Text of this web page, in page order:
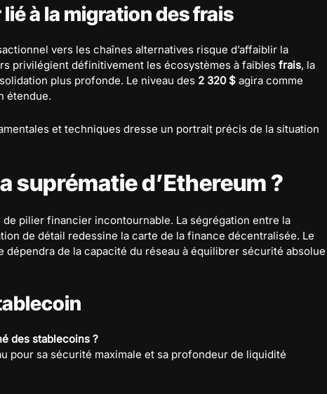
à la migration des frais
vers les chaînes alternatives risque d’affaiblir la
privilégient définitivement les écosystèmes à faibles frais, la
plus profonde. Le niveau des 2 320 $ agira comme
étendue.
et techniques dresse un portrait précis de la situation
suprématie d’Ethereum ?
pilier financier incontournable. La ségrégation entre la
de détail redessine la carte de la finance décentralisée. Le
dépendra de la capacité du réseau à équilibrer sécurité absolue
des stablecoins ?
pour sa sécurité maximale et sa profondeur de liquidité